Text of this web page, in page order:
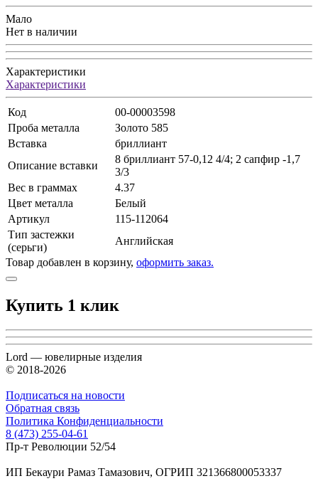
Мало
Нет в наличии
Характеристики
Характеристики
Код
00-00003598
Проба металла
Золото 585
Вставка
бриллиант
Описание вставки
8 бриллиант 57-0,12 4/4; 2 сапфир -1,7
3/3
Вес в граммах
4.37
Цвет металла
Белый
Артикул
115-112064
Тип застежки
(серьги)
Английская
Товар добавлен в корзину, оформить заказ.
Купить 1 клик
Lord — ювелирные изделия
© 2018-2026
Подписаться на новости
Обратная связь
Политика Конфиденциальности
8 (473) 255-04-61
Пр-т Революции 52/54
ИП Бекаури Рамаз Тамазович, ОГРИП 321366800053337